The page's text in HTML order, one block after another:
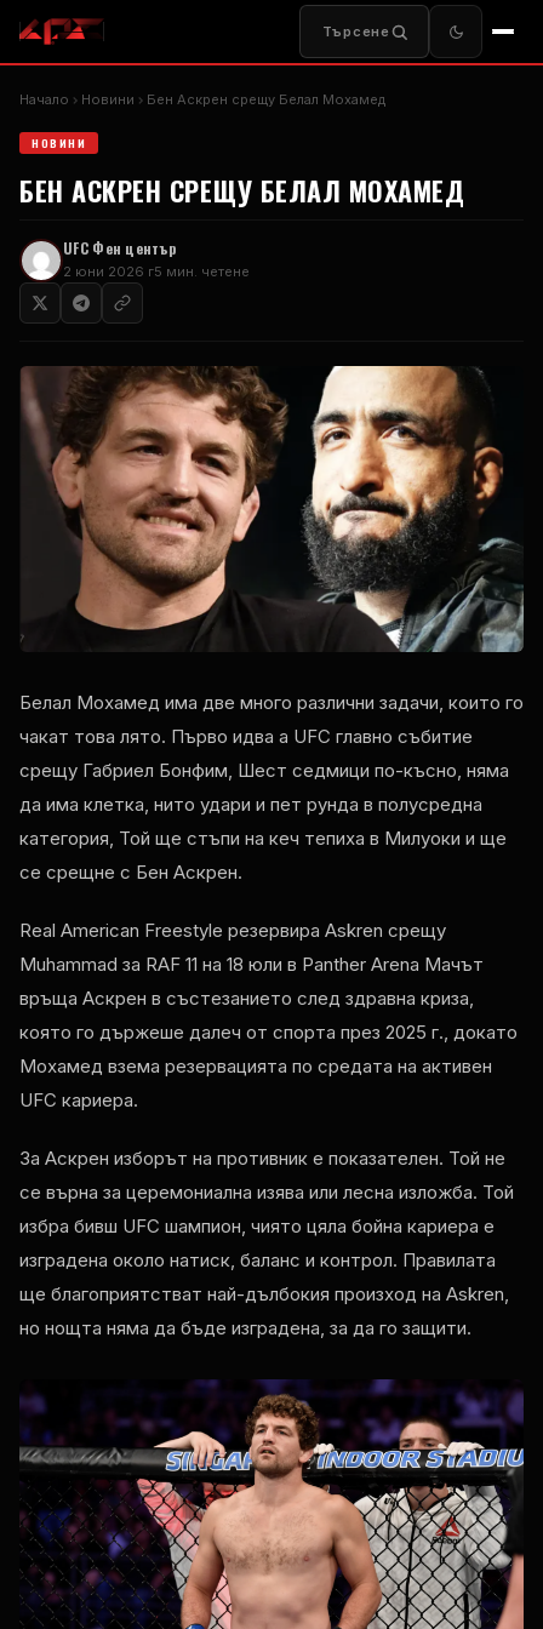
Търсене
Начало Новини Бен Аскрен срещу Белал Мохамед
НОВИНИ
БЕН АСКРЕН СРЕЩУ БЕЛАЛ МОХАМЕД
UFCФен център
2 юни 2026 г5 мин. четене
Белал Мохамед има две много различни задачи, които го
чакат това лято. Първо идва a UFC главно събитие
срещу Габриел Бонфим, Шест седмици по-късно, няма
да има клетка, нито удари и пет рунда в полусредна
категория, Той ще стъпи на кеч тепиха в Милуоки и ще
се срещне с Бен Аскрен.
Real American Freestyle резервира Askren срещу
Muhammad за RAF 11 на 18 юли в Panther Arena Мачът
връща Аскрен в състезанието след здравна криза,
която го държеше далеч от спорта през 2025 г., докато
Мохамед взема резервацията по средата на активен
UFC кариера.
За Аскрен изборът на противник е показателен. Той не
се върна за церемониална изява или лесна изложба. Той
избра бивш UFC шампион, чиято цяла бойна кариера е
изградена около натиск, баланс и контрол. Правилата
ще благоприятстват най-дълбокия произход на Askren,
но нощта няма да бъде изградена, за да го защити.